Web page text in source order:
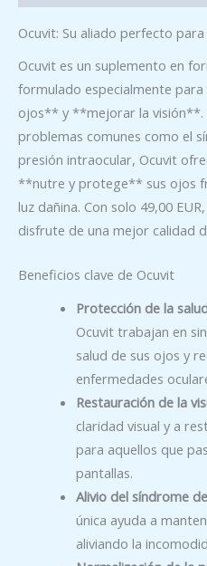
Ocuvit: Su aliado perfecto
Ocuvit es un suplemento en
formulado especialmente
ojos** y **mejorar la visión**.
problemas comunes como el
presión intraocular, Ocuvit
**nutre y protege** sus ojos
luz dañina. Con solo 49,00
disfrute de una mejor calidad
Beneficios clave de Ocuvit
Protección de la
Ocuvit trabajan en
salud de sus ojos y
enfermedades
Restauración de la
claridad visual y a
para aquellos que
pantallas.
Alivio del síndrome
única ayuda a
aliviando la